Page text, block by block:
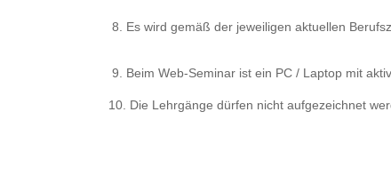
Es wird gemäß der jeweiligen aktuellen
Beim Web-Seminar ist ein PC / Laptop mit
10. Die Lehrgänge dürfen nicht aufgezeichnet